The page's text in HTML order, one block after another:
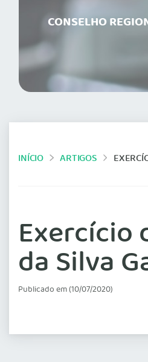
CONSELHO
INÍCIO ARTIGOS
Exercício
da Silva
Publicado em (10/07/2020)